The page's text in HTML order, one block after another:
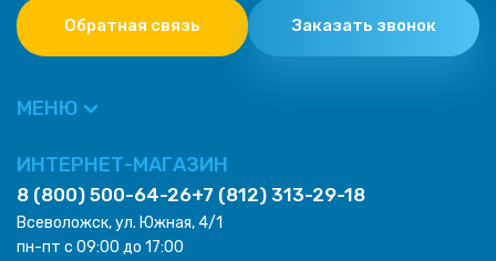
Обратная связь Заказать звонок
МЕНЮ
ИНТЕРНЕТ-МАГАЗИН
8 (800) 500-64-26+7 (812) 313-29-18
Всеволожск, ул. Южная, 4/1
пн-пт с 09:00 до 17:00